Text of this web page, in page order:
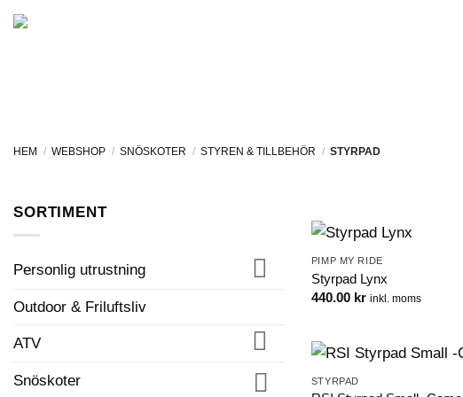
Skip
HEM / WEBSHOP / SNÖSKOTER / STYREN & TILLBEHÖR / STYRPAD
SORTIMENT
Personlig utrustning
Outdoor & Friluftsliv
ATV
Snöskoter
PIMP MY RIDE
Styrpad Lynx
440.00 kr inkl. moms
STYRPAD